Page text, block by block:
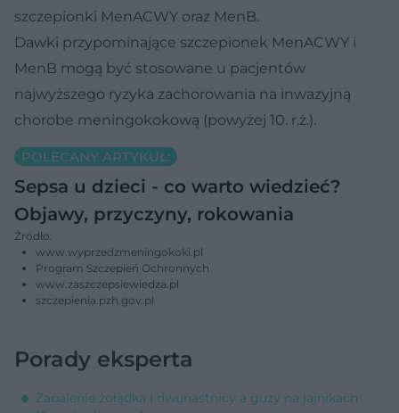
szczepionki MenACWY oraz MenB.
Dawki przypominające szczepionek MenACWY i
MenB mogą być stosowane u pacjentów
najwyższego ryzyka zachorowania na inwazyjną
chorobe meningokokową (powyżej 10. r.ż.).
POLECANY ARTYKUŁ:
Sepsa u dzieci - co warto wiedzieć?
Objawy, przyczyny, rokowania
Źródło:
www.wyprzedzmeningokoki.pl
Program Szczepień Ochronnych
www.zaszczepsiewiedza.pl
szczepienia.pzh.gov.pl
Porady eksperta
Zapalenie żołądka i dwunastnicy a guzy na jajnikach